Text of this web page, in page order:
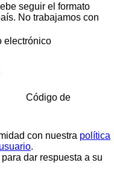
seguir el formato
No trabajamos con
electrónico
Código de
con nuestra política
.
dar respuesta a su